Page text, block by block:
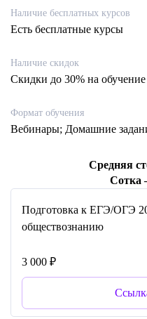
Наличие бесплатных курсов
Есть бесплатные курсы
Наличие скидок
Скидки до 30% на обучение
Формат обучения
Вебинары; Домашние
Средняя
Сотка
Подготовка к ЕГЭ/ОГЭ
обществознанию
3 000 ₽